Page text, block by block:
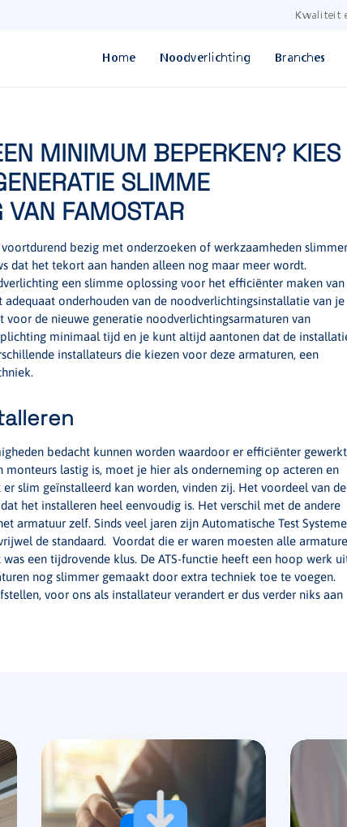
Kwaliteit
Home Noodverlichting Branches
MINIMUM BEPERKEN? KIES
SLIMME
VAN FAMOSTAR
bezig met onderzoeken of werkzaamheden slimmer
dat het tekort aan handen alleen nog maar meer wordt.
een slimme oplossing voor het efficiënter maken van
onderhouden van de noodverlichtingsinstallatie van je
de nieuwe generatie noodverlichtingsarmaturen van
minimaal tijd en je kunt altijd aantonen dat de
installateurs die kiezen voor deze armaturen, een
bedacht kunnen worden waardoor er efficiënter gewerkt
lastig is, moet je hier als onderneming op acteren en
slim geïnstalleerd kan worden, vinden zij. Het voordeel van de
het installeren heel eenvoudig is. Het verschil met de andere
armatuur zelf. Sinds veel jaren zijn Automatische Test
de standaard. Voordat die er waren moesten alle
een tijdrovende klus. De ATS-functie heeft een hoop werk
nog slimmer gemaakt door extra techniek toe te voegen.
voor ons als installateur verandert er dus verder niks aan